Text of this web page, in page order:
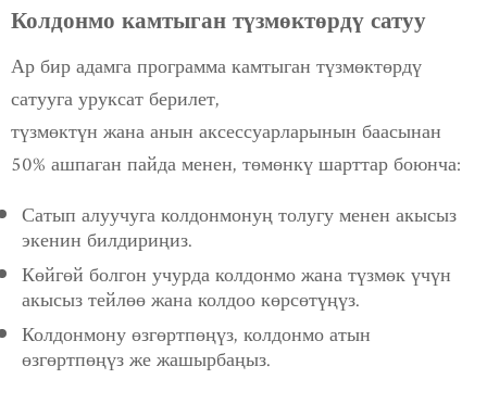
Колдонмо камтыган түзмөктөрдү сатуу
Ар бир адамга программа камтыган түзмөктөрдү
сатууга уруксат берилет,
түзмөктүн жана анын аксессуарларынын баасынан
50% ашпаган пайда менен, төмөнкү шарттар боюнча:
Сатып алуучуга колдонмонуң толугу менен акысыз
экенин билдириңиз.
Көйгөй болгон учурда колдонмо жана түзмөк үчүн
акысыз тейлөө жана колдоо көрсөтүңүз.
Колдонмону өзгөртпөңүз, колдонмо атын
өзгөртпөңүз же жашырбаңыз.